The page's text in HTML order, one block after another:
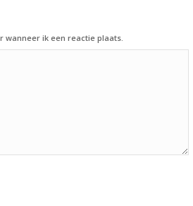
wanneer ik een reactie plaats.